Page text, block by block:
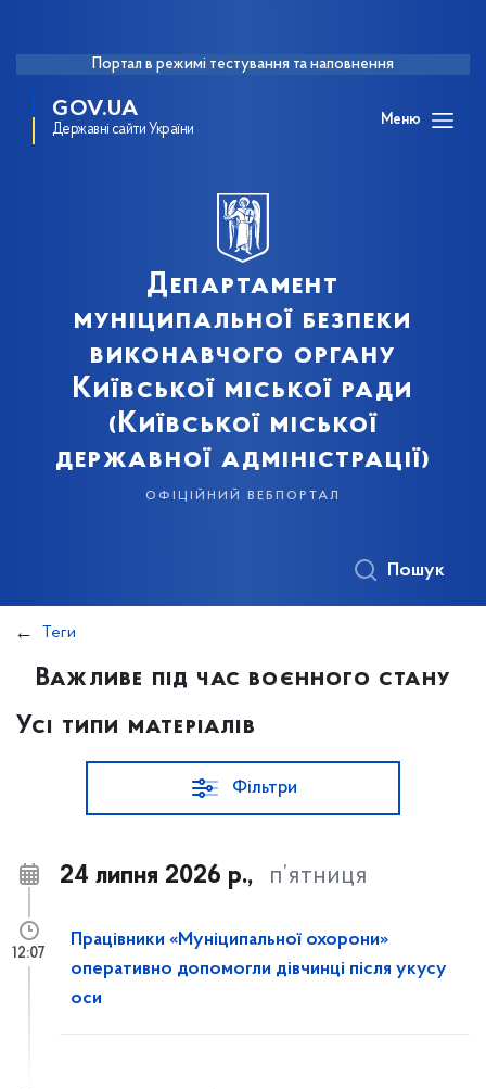
Портал в режимі тестування та наповнення
GOV.UA
Державні сайти України
Меню
Департамент
муніципальної безпеки
виконавчого органу
Київської міської ради
(Київської міської
державної адміністрації)
офіційний вебпортал
Пошук
Теги
Важливе під час воєнного стану
Усі типи матеріалів
Фільтри
24 липня 2026 р., п’ятниця
Працівники «Муніципальної охорони»
оперативно допомогли дівчинці після укусу
оси
12:07